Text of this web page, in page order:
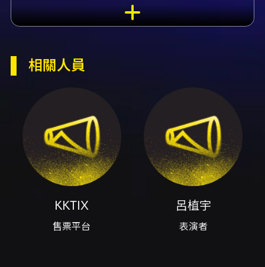
內容簡介
起記住的旋律。一年一度，植為宇你相遇！一起
把最溫柔的生日祝福都留在這一天。 演出資訊：
心產業區5樓） - 演出地址：臺北市南港區市民大
道八段99號 票價與販售： - FANKLUB VIP：
NT$1,880（需於購票時輸入FANKLUB會員資格
碼） - FANKLUB 一般票（會員優先）：
NT$1,480 - 一般票（全面啟售）：NT$1,700 -
啟售時間： - 會員優先：2026/06/02（二）
18:00（需輸入FANKLUB會員資格碼） - 全面啟
售：2026/06/04（四）12:00 - 售票平台：
KKTIX（本活動網站購票僅接受完成手機與電子
相關人員
KKTIX
售票平台
呂植宇
表演者